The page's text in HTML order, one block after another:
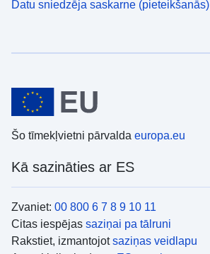
Datu sniedzēja saskarne (pieteikšanās)
Šo tīmekļvietni pārvalda europa.eu
Kā sazināties ar ES
Zvaniet: 00 800 6 7 8 9 10 11
Citas iespējas saziņai pa tālruni
Rakstiet, izmantojotsaziņas veidlapu